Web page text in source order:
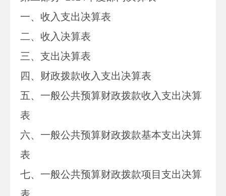
一、收入支出决算表
二、收入决算表
三、支出决算表
四、财政拨款收入支出决算表
五、一般公共预算财政拨款收入支出决算
表
六、一般公共预算财政拨款基本支出决算
表
七、 一般公共预算财政拨款项目支出决算